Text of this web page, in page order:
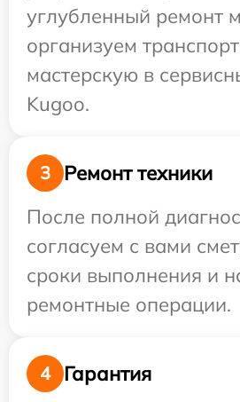
углубленный ремонт
организуем
мастерскую в
Kugoo.
3
Ремонт техники
После полной
согласуем с вами
сроки выполнения и
ремонтные операции.
4 Гарантия